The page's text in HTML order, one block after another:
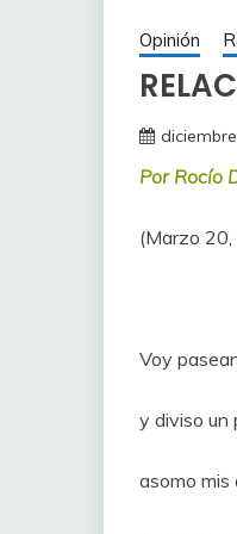
Opinión
Por Rocío
(Marzo
Voy
y diviso un
asomo mis